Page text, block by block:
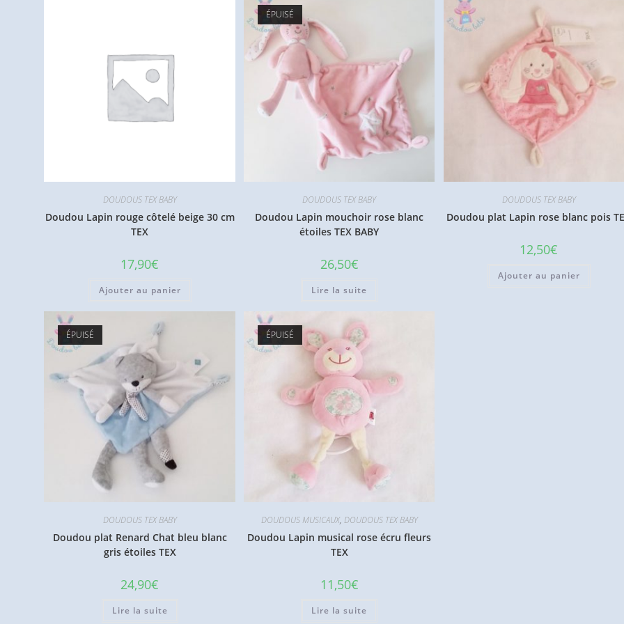
DOUDOUS TEX BABY
Doudou Lapin rouge côtelé beige 30 cm
TEX
17,90€
Ajouter au panier
ÉPUISÉ
DOUDOUS TEX BABY
Doudou Lapin mouchoir rose blanc
étoiles TEX BABY
26,50€
Lire la suite
DOUDOUS TEX BABY
Doudou plat Lapin rose blanc pois
12,50€
Ajouter au panier
ÉPUISÉ
DOUDOUS TEX BABY
Doudou plat Renard Chat bleu blanc
gris étoiles TEX
24,90€
Lire la suite
ÉPUISÉ
DOUDOUS MUSICAUX, DOUDOUS TEX BABY
Doudou Lapin musical rose écru fleurs
TEX
11,50€
Lire la suite